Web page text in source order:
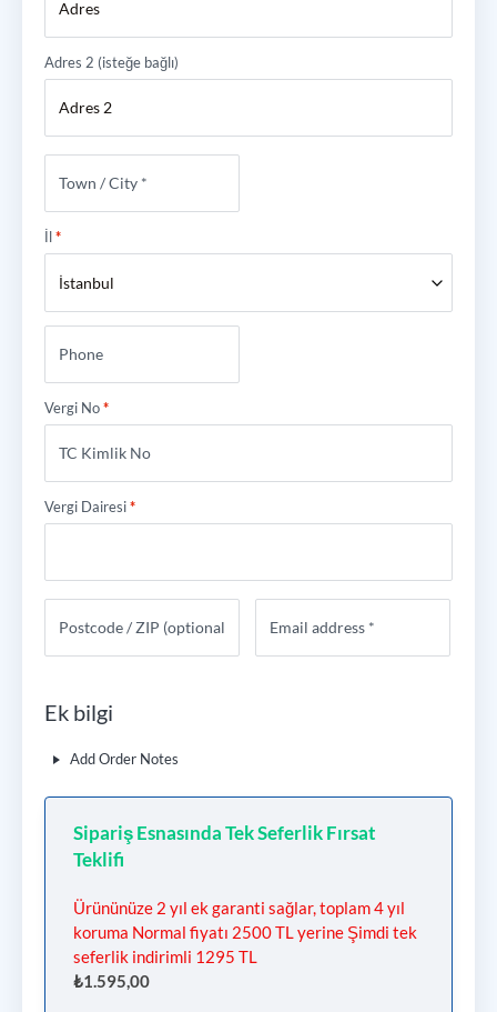
Adres 2 (isteğe bağlı)
İl*
İstanbul
Vergi No*
Vergi Dairesi*
Ek bilgi
Add Order Notes
Sipariş Esnasında Tek Seferlik Fırsat
Teklifi
Ürününüze 2 yıl ek garanti sağlar, toplam 4 yıl
koruma Normal fiyatı 2500 TL yerine Şimdi tek
seferlik indirimli 1295 TL
₺1.595,00